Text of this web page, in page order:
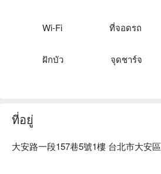
Wi-Fi ที่จอดรถ
ฝักบัว จุดชาร์จ
ที่อยู่
大安路一段157巷5號1樓 台北市大安區